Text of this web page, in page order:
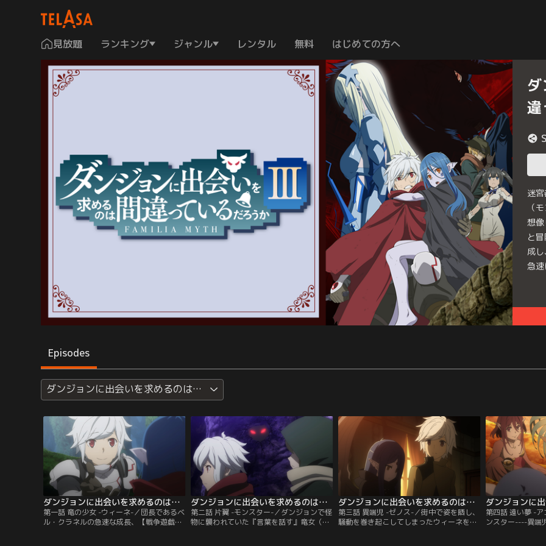
見放題 ランキング ジャンル レンタル 無料 はじめての方へ
迷
（
想
と
成
急
Episodes
ダンジョンに出会いを求めるのは間違っているだろうかIII
ダンジョンに出会いを求めるのは間違っているだろうかIII 第01話
第一話 竜の少女 -ウィーネ-／団長であるベ
ル・クラネルの急速な成長、【戦争遊戯
ダンジョンに出会いを求めるのは間違っているだろうかIII 第02話
第二話 片翼 -モンスター-／ダンジョンで怪
物に襲われていた『言葉を話す』竜女（ヴ
ダンジョンに出会いを求めるのは間違っているだろうかIII 第03話
第三話 異端児 -ゼノス-／街中で姿を晒し、
騒動を巻き起こしてしまったウィーネを、
第四話 遠い夢 -
ンスター----異端